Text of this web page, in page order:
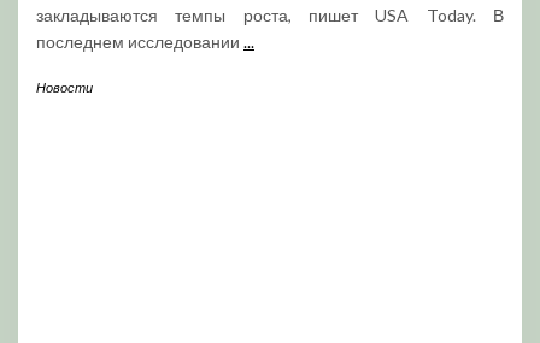
закладываются темпы роста, пишет USA Today. В
последнем исследовании ...
Новости